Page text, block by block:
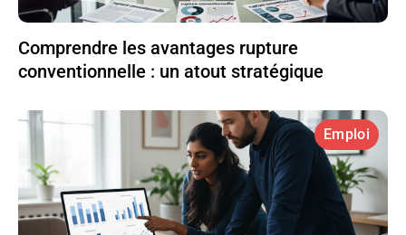
Comprendre les avantages rupture
conventionnelle : un atout stratégique
Emploi